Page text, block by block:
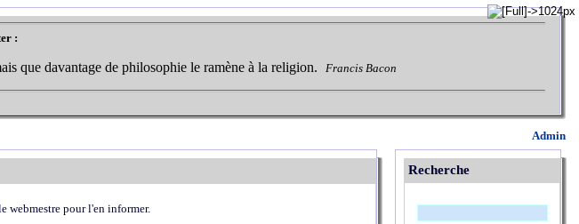
:
que davantage de philosophie le ramène à la religion. Francis Bacon
Admin
webmestre pour l'en informer.
Recherche